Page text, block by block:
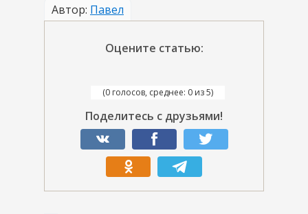
Автор: Павел
Оцените статью:
(0 голосов, среднее: 0 из 5)
Поделитесь с друзьями!